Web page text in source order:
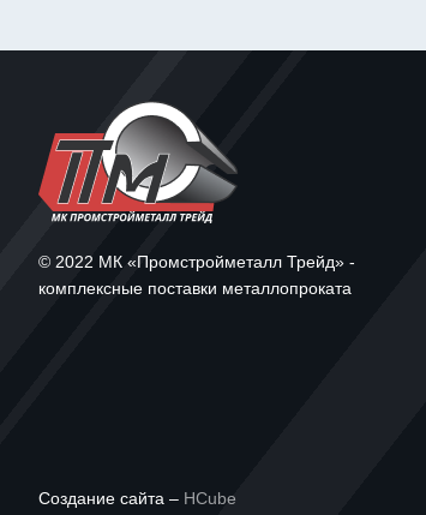
© 2022 МК «Промстройметалл Трейд» -
комплексные поставки металлопроката
Создание сайта – HCube